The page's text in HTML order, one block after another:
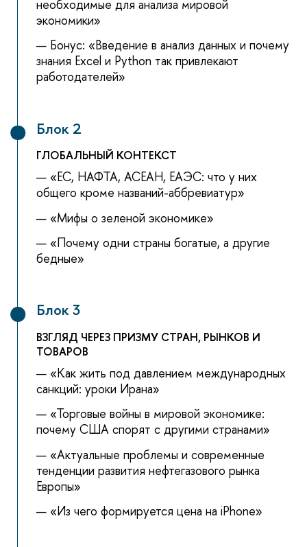
необходимые для анализа мировой
экономики»
Бонус: «Введение в анализ данных и почему
знания Excel и Python так привлекают
работодателей»
Блок 2
ГЛОБАЛЬНЫЙ КОНТЕКСТ
«ЕС, НАФТА, АСЕАН, ЕАЭС: что у них
общего кроме названий-аббревиатур»
«Мифы о зеленой экономике»
«Почему одни страны богатые, а другие
едные»
Блок 3
ЗГЛЯД ЧЕРЕЗ ПРИЗМУ СТРАН, РЫНКОВ И
ТОВАРО
«Как жить под давлением международных
санкций: уроки Ирана»
«Торговые войны в мировой экономике:
почему США спорят с другими странами»
«Актуальные проблемы и современные
тенденции развития нефтегазового рынка
Европы»
«Из чего формируется цена на iPhone»